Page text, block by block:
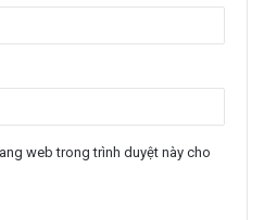
web trong trình duyệt này cho